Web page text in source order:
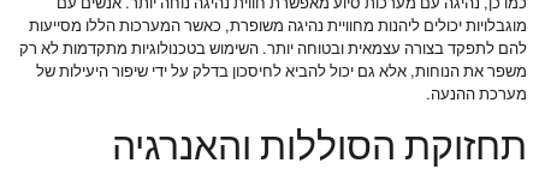
כמו כן, נהיגה עם מערכות סיוע מאפשרת חווית נהיגה נוחה יותר. אנשים עם
מוגבלויות יכולים ליהנות מחוויית נהיגה משופרת, כאשר המערכות הללו מסייעות
להם לתפקד בצורה עצמאית ובטוחה יותר. השימוש בטכנולוגיות מתקדמות לא רק
משפר את הנוחות, אלא גם יכול להביא לחיסכון בדלק על ידי שיפור היעילות של
מערכת ההנעה.
תחזוקת הסוללות והאנרגיה